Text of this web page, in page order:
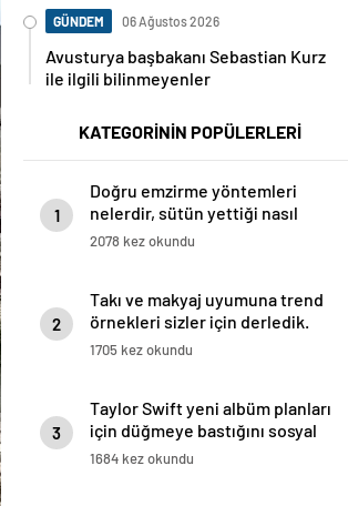
GÜNDEM 06 Ağustos 2026
Avusturya başbakanı Sebastian Kurz
ile ilgili bilinmeyenler
KATEGORİNİN POPÜLERLERİ
1
Doğru emzirme yöntemleri
nelerdir, sütün yettiği nasıl
anlaşılır?
2078 kez okundu
2
Takı ve makyaj uyumuna trend
örnekleri sizler için derledik.
1705 kez okundu
3
Taylor Swift yeni albüm planları
için düğmeye bastığını sosyal
medyadan duyurdu!
1684 kez okundu